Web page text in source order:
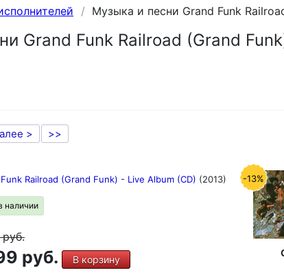
Музыка и песни Grand Funk
Grand Funk Railroad (Grand
> >>
Railroad (Grand Funk) - Live Album (CD) (2013)
наличии
руб.
руб. В корзину
-13%